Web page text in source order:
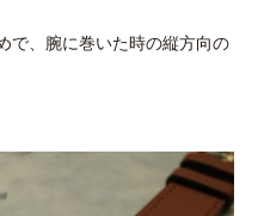
で、腕に巻いた時の縦方向の